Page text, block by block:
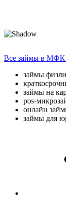
Все займы в
займы
займы на
pos-
онлайн
займы для